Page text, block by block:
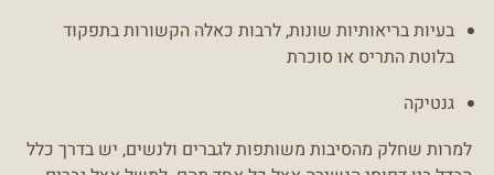
בעיות בריאותיות שונות, לרבות כאלה הקשורות בתפקוד
בלוטת התריס או סוכרת
גנטיקה
למרות שחלק מהסיבות משותפות לגברים ולנשים, יש בדרך כלל